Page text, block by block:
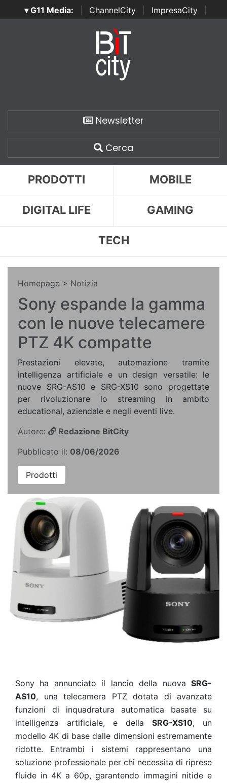
▾ G11 Media: ChannelCity ImpresaCity
SecurityOpenLab | Italian Channel Awards | Italian
Italian Security Awards
Newsletter
Cerca
PRODOTTI MOBILE
DIGITAL LIFE GAMING
TECH
Homepage > Notizia
Sony espande la gamma
con le nuove telecamere
PTZ 4K compatte
Prestazioni elevate, automazione tramite
intelligenza artificiale e un design versatile: le
nuove SRG-AS10 e SRG-XS10 sono progettate
per rivoluzionare lo streaming in ambito
educational, aziendale e negli eventi live.
Autore:
Redazione BitCity
Pubblicato il: 08/06/2026
Prodotti
Sony ha annunciato il lancio della nuova SRG-
AS10, una telecamera PTZ dotata di avanzate
funzioni di inquadratura automatica basate su
intelligenza artificiale, e della SRG-XS10, un
modello 4K di base dalle dimensioni estremamente
ridotte. Entrambi i sistemi rappresentano una
soluzione professionale per chi necessita di riprese
fluide in 4K a 60p, garantendo immagini nitide e